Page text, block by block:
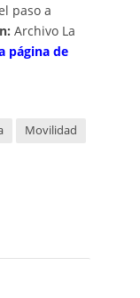
paso a
Archivo La
página de
Movilidad